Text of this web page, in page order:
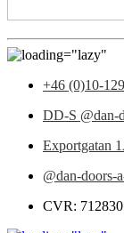
+46 (0)10-
DD-S @dan-
Exportgatan
@dan-doors-
CVR: